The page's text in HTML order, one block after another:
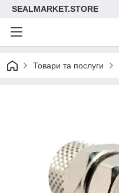
SEALMARKET.STORE
Товари та послуги